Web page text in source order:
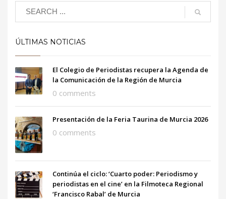
ÚLTIMAS NOTICIAS
El Colegio de Periodistas recupera la Agenda de
la Comunicación de la Región de Murcia
0 comments
Presentación de la Feria Taurina de Murcia 2026
0 comments
Continúa el ciclo: ‘Cuarto poder: Periodismo y
periodistas en el cine’ en la Filmoteca Regional
‘Francisco Rabal’ de Murcia